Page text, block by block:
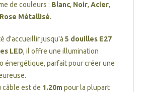
de couleurs : Blanc, Noir, Acier,
Rose Métallisé.
d'accueillir jusqu'à 5 douilles E27
LED, il offre une illumination
énergétique, parfait pour créer une
câble est de 1.20mpour la plupart